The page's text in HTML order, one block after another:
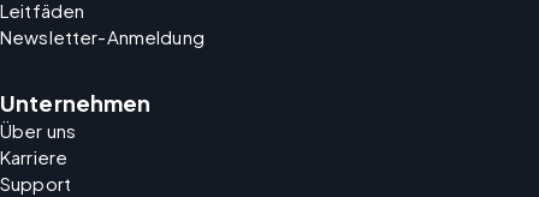
Leitfäden
Newsletter-Anmeldung
Unternehmen
Über uns
Karriere
Support